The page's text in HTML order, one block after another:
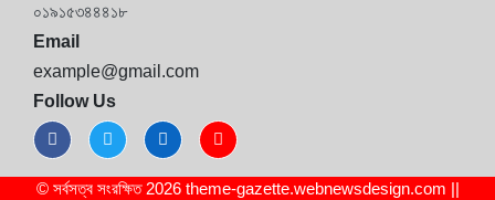
০১৯১৫৩৪৪৪১৮
Email
example@gmail.com
Follow Us
© সর্বসত্ব সংরক্ষিত 2026 theme-gazette.webnewsdesign.com ||